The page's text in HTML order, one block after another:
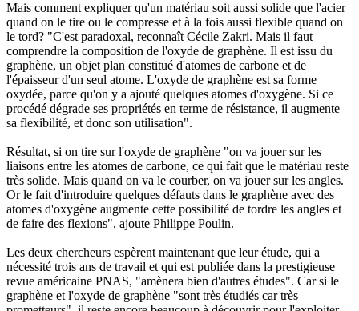
Mais comment expliquer qu'un matériau soit aussi solide que l'acier
quand on le tire ou le compresse et à la fois aussi flexible quand on
le tord? "C'est paradoxal, reconnaît Cécile Zakri. Mais il faut
comprendre la composition de l'oxyde de graphène. Il est issu du
graphène, un objet plan constitué d'atomes de carbone et de
l'épaisseur d'un seul atome. L'oxyde de graphène est sa forme
oxydée, parce qu'on y a ajouté quelques atomes d'oxygène. Si ce
procédé dégrade ses propriétés en terme de résistance, il augmente
sa flexibilité, et donc son utilisation".
Résultat, si on tire sur l'oxyde de graphène "on va jouer sur les
liaisons entre les atomes de carbone, ce qui fait que le matériau reste
très solide. Mais quand on va le courber, on va jouer sur les angles.
Or le fait d'introduire quelques défauts dans le graphène avec des
atomes d'oxygène augmente cette possibilité de tordre les angles et
de faire des flexions", ajoute Philippe Poulin.
Les deux chercheurs espèrent maintenant que leur étude, qui a
nécessité trois ans de travail et qui est publiée dans la prestigieuse
revue américaine PNAS, "amènera bien d'autres études". Car si le
graphène et l'oxyde de graphène "sont très étudiés car très